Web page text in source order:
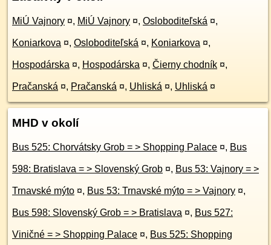
MiÚ Vajnory ¤, MiÚ Vajnory ¤, Osloboditeľská ¤,
Koniarkova ¤, Osloboditeľská ¤, Koniarkova ¤,
Hospodárska ¤, Hospodárska ¤, Čierny chodník ¤,
Pračanská ¤, Pračanská ¤, Uhliská ¤, Uhliská ¤
MHD v okolí
Bus 525: Chorvátsky Grob = > Shopping Palace ¤, Bus
598: Bratislava = > Slovenský Grob ¤, Bus 53: Vajnory = >
Trnavské mýto ¤, Bus 53: Trnavské mýto = > Vajnory ¤,
Bus 598: Slovenský Grob = > Bratislava ¤, Bus 527:
Viničné = > Shopping Palace ¤, Bus 525: Shopping